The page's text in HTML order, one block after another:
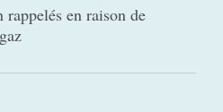
rappelés en raison de